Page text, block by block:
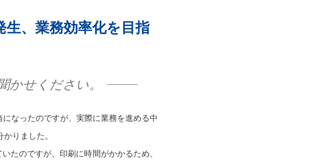
、業務効率化を目指
かせください。
なったのですが、実際に業務を進める中
りました。
たのですが、印刷に時間がかかるため、